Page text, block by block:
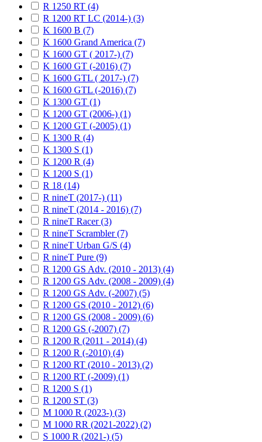
R 1250 RT (4)
R 1200 RT LC (2014-) (3)
K 1600 B (7)
K 1600 Grand America (7)
K 1600 GT ( 2017-) (7)
K 1600 GT (-2016) (7)
K 1600 GTL ( 2017-) (7)
K 1600 GTL (-2016) (7)
K 1300 GT (1)
K 1200 GT (2006-) (1)
K 1200 GT (-2005) (1)
K 1300 R (4)
K 1300 S (1)
K 1200 R (4)
K 1200 S (1)
R 18 (14)
R nineT (2017-) (11)
R nineT (2014 - 2016) (7)
R nineT Racer (3)
R nineT Scrambler (7)
R nineT Urban G/S (4)
R nineT Pure (9)
R 1200 GS Adv. (2010 - 2013) (4)
R 1200 GS Adv. (2008 - 2009) (4)
R 1200 GS Adv. (-2007) (5)
R 1200 GS (2010 - 2012) (6)
R 1200 GS (2008 - 2009) (6)
R 1200 GS (-2007) (7)
R 1200 R (2011 - 2014) (4)
R 1200 R (-2010) (4)
R 1200 RT (2010 - 2013) (2)
R 1200 RT (-2009) (1)
R 1200 S (1)
R 1200 ST (3)
M 1000 R (2023-) (3)
M 1000 RR (2021-2022) (2)
S 1000 R (2021-) (5)